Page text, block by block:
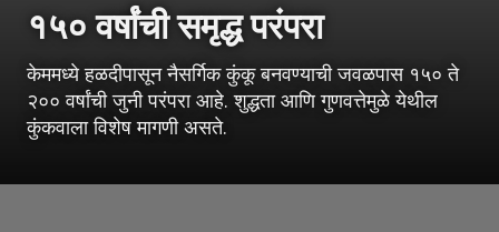
१५० वर्षांची समृद्ध परंपरा
केममध्ये हळदीपासून नैसर्गिक कुंकू बनवण्याची जवळपास १५० ते
२०० वर्षांची जुनी परंपरा आहे. शुद्धता आणि गुणवत्तेमुळे येथील
कुंकवाला विशेष मागणी असते.